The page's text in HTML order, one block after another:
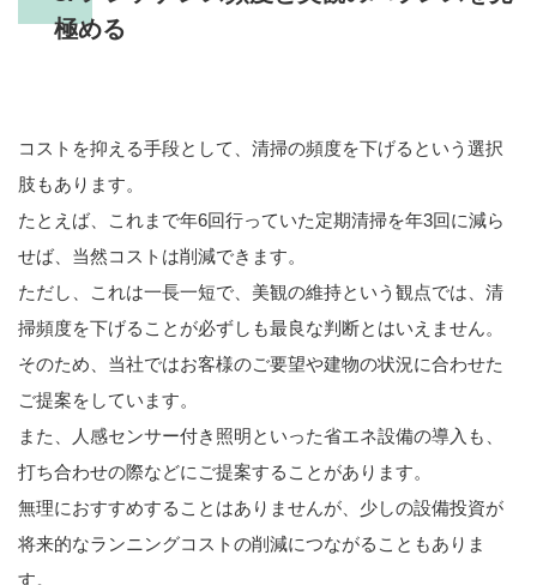
極める
コストを抑える手段として、清掃の頻度を下げるという選択
肢もあります。
たとえば、これまで年6回行っていた定期清掃を年3回に減ら
せば、当然コストは削減できます。
ただし、これは一長一短で、美観の維持という観点では、清
掃頻度を下げることが必ずしも最良な判断とはいえません。
そのため、当社ではお客様のご要望や建物の状況に合わせた
ご提案をしています。
また、人感センサー付き照明といった省エネ設備の導入も、
打ち合わせの際などにご提案することがあります。
無理におすすめすることはありませんが、少しの設備投資が
将来的なランニングコストの削減につながることもありま
す。